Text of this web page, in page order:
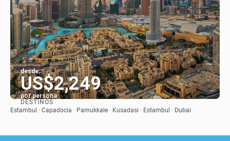
desde:
US$2,249
por persona
Ver
DESTINOS
Estambul · Capadocia · Pamukkale · Kusadasi · Estambul · Dubai